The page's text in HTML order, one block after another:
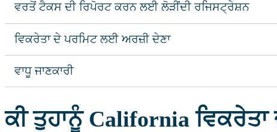
ਵਰਤੋਂ ਟੈਕਸ ਦੀ ਰਿਪੋਰਟ ਕਰਨ ਲਈ ਲੋੜੀਂਦੀ ਰਜਿਸਟ੍ਰੇਸ਼ਨ
ਵਿਕਰੇਤਾ ਦੇ ਪਰਮਿਟ ਲਈ ਅਰਜ਼ੀ ਦੇਣਾ
ਵਾਧੂ ਜਾਣਕਾਰੀ
ਕੀ ਤੁਹਾਨੂੰ California